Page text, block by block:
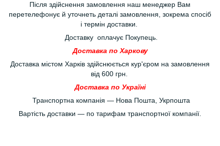
Після здійснення замовлення наш менеджер Вам
перетелефонує й уточнеть деталі замовлення, зокрема спосіб
і термін доставки.
Доставку оплачує Покупець.
Доставка по Харкову
Доставка містом Харків здійснюється кур'єром на замовлення
від 600 грн.
Доставка по Україні
Транспортна компанія — Нова Пошта, Укрпошта
Вартість доставки — по тарифам транспортної компанії.